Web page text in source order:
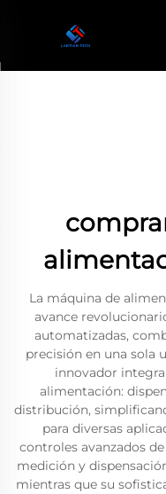
La máquina de
avance
automatizadas,
precisión en una sola
innovador
alimentación:
distribución,
para diversas
controles avanzados
medición y
mientras que su